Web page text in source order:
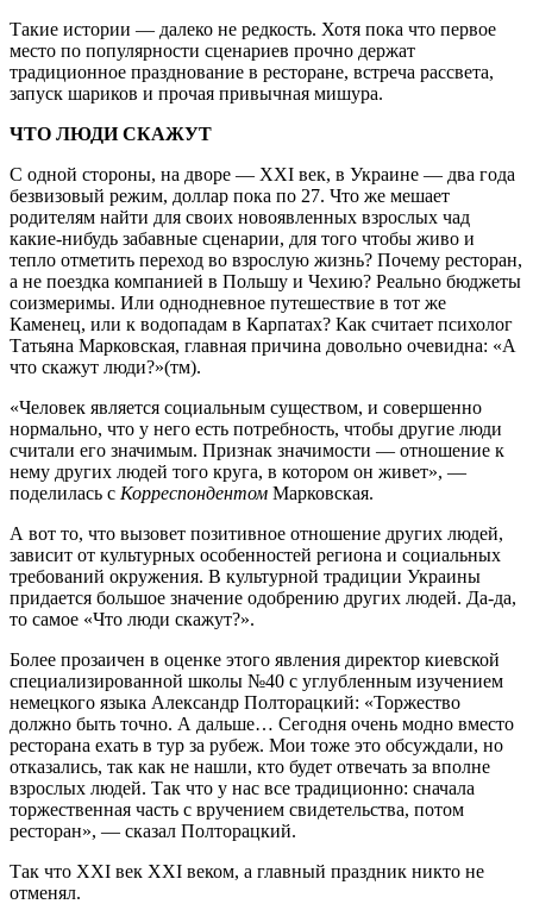
Такие истории — далеко не редкость. Хотя пока что первое
место по популярности сценариев прочно держат
традиционное празднование в ресторане, встреча рассвета,
запуск шариков и прочая привычная мишура.
ЧТО ЛЮДИ СКАЖУТ
С одной стороны, на дворе — XXI век, в Украине — два года
безвизовый режим, доллар пока по 27. Что же мешает
родителям найти для своих новоявленных взрослых чад
какие-нибудь забавные сценарии, для того чтобы живо и
тепло отметить переход во взрослую жизнь? Почему ресторан,
а не поездка компанией в Польшу и Чехию? Реально бюджеты
соизмеримы. Или однодневное путешествие в тот же
Каменец, или к водопадам в Карпатах? Как считает психолог
Татьяна Марковская, главная причина довольно очевидна: «А
что скажут люди?»(тм).
«Человек является социальным существом, и совершенно
нормально, что у него есть потребность, чтобы другие люди
считали его значимым. Признак значимости — отношение к
нему других людей того круга, в котором он живет», —
поделилась с Корреспондентом Марковская.
А вот то, что вызовет позитивное отношение других людей,
зависит от культурных особенностей региона и социальных
требований окружения. В культурной традиции Украины
придается большое значение одобрению других людей. Да-да,
то самое «Что люди скажут?».
Более прозаичен в оценке этого явления директор киевской
специализированной школы №40 с углубленным изучением
немецкого языка Александр Полторацкий: «Торжество
должно быть точно. А дальше… Сегодня очень модно вместо
ресторана ехать в тур за рубеж. Мои тоже это обсуждали, но
отказались, так как не нашли, кто будет отвечать за вполне
взрослых людей. Так что у нас все традиционно: сначала
торжественная часть с вручением свидетельства, потом
ресторан», — сказал Полторацкий.
Так что XXI век XXI веком, а главный праздник никто не
отменял.